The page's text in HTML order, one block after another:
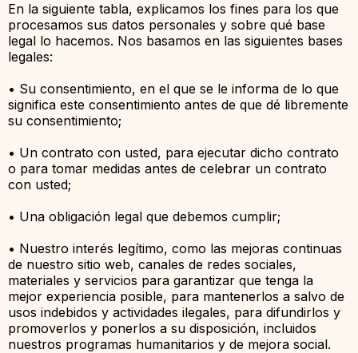
En la siguiente tabla, explicamos los fines para los que
procesamos sus datos personales y sobre qué base
legal lo hacemos. Nos basamos en las siguientes bases
legales:
• Su consentimiento, en el que se le informa de lo que
significa este consentimiento antes de que dé libremente
su consentimiento;
• Un contrato con usted, para ejecutar dicho contrato
o para tomar medidas antes de celebrar un contrato
con usted;
• Una obligación legal que debemos cumplir;
• Nuestro interés legítimo, como las mejoras continuas
de nuestro sitio web, canales de redes sociales,
materiales y servicios para garantizar que tenga la
mejor experiencia posible, para mantenerlos a salvo de
usos indebidos y actividades ilegales, para difundirlos y
promoverlos y ponerlos a su disposición, incluidos
nuestros programas humanitarios y de mejora social.